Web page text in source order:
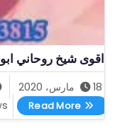
اقوى شيخ روحاني ابوبكر
18 مارس، 2020
Read More
اقوى شيخ روحاني ابوبكر